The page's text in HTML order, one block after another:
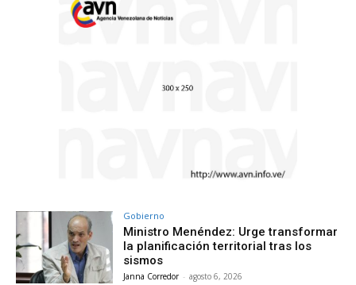
Gobierno
Ministro Menéndez: Urge transformar
la planificación territorial tras los
sismos
Janna Corredor - agosto 6, 2026